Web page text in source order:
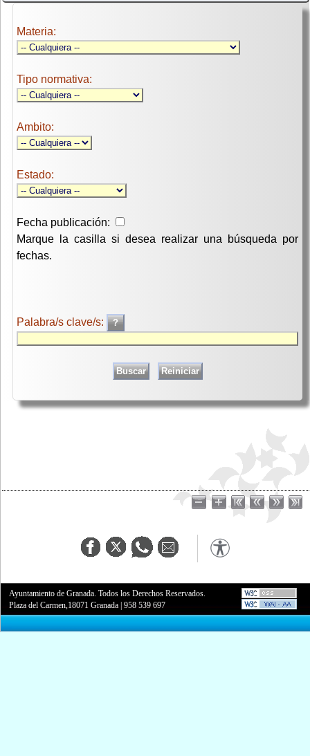
Materia:
Tipo normativa:
Ambito:
Estado:
Fecha publicación:
Marque la casilla si desea realizar una búsqueda por
fechas.
Palabra/s clave/s:
Ayuntamiento de Granada. Todos los Derechos Reservados.
Plaza del Carmen,18071 Granada |958 539 697